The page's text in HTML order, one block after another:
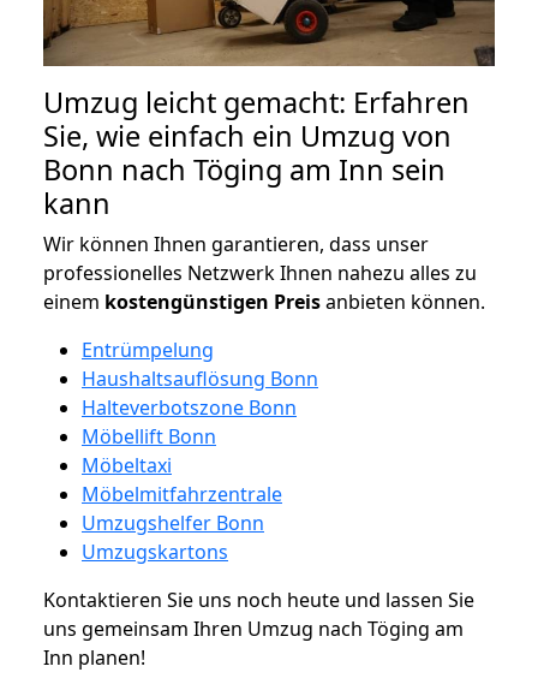
Umzug leicht gemacht: Erfahren
Sie, wie einfach ein Umzug von
Bonn nach Töging am Inn sein
kann
Wir können Ihnen garantieren, dass unser
professionelles Netzwerk Ihnen nahezu alles zu
einem kostengünstigen Preisanbieten können.
Entrümpelung
Haushaltsauflösung Bonn
Halteverbotszone Bonn
Möbellift Bonn
Möbeltaxi
Möbelmitfahrzentrale
Umzugshelfer Bonn
Umzugskartons
Kontaktieren Sie uns noch heute und lassen Sie
uns gemeinsam Ihren Umzug nach Töging am
Inn planen!